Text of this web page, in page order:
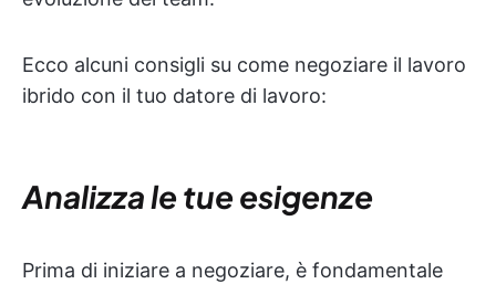
Ecco alcuni consigli su come negoziare il lavoro
ibrido con il tuo datore di lavoro:
Analizza le tue esigenze
Prima di iniziare a negoziare, è fondamentale